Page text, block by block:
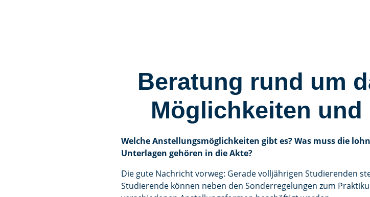
Beratung rund um
Möglichkeiten und
Welche Anstellungsmöglichkeiten gibt es? Was muss die
Unterlagen gehören in die Akte?
Die gute Nachricht vorweg: Gerade volljährigen Studierenden
Studierende können neben den Sonderregelungen zum